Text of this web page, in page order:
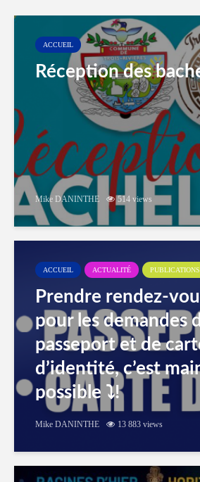
ACCUEIL
Réception des
Mike DANINTHE 514 views
ACCUEIL ACTUALITÉ PUBLICATIONS
Prendre rendez-
pour les demandes
passeport et de
d’identité, c’est
possible ⤵️!
Mike DANINTHE 13 883 views